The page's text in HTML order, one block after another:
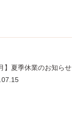
】夏季休業のお知らせ